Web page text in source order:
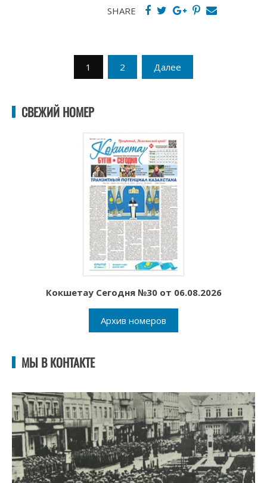
SHARE
1 2 Далее
СВЕЖИЙ НОМЕР
Кокшетау Сегодня №30 от 06.08.2026
Архив номеров
МЫ В КОНТАКТЕ